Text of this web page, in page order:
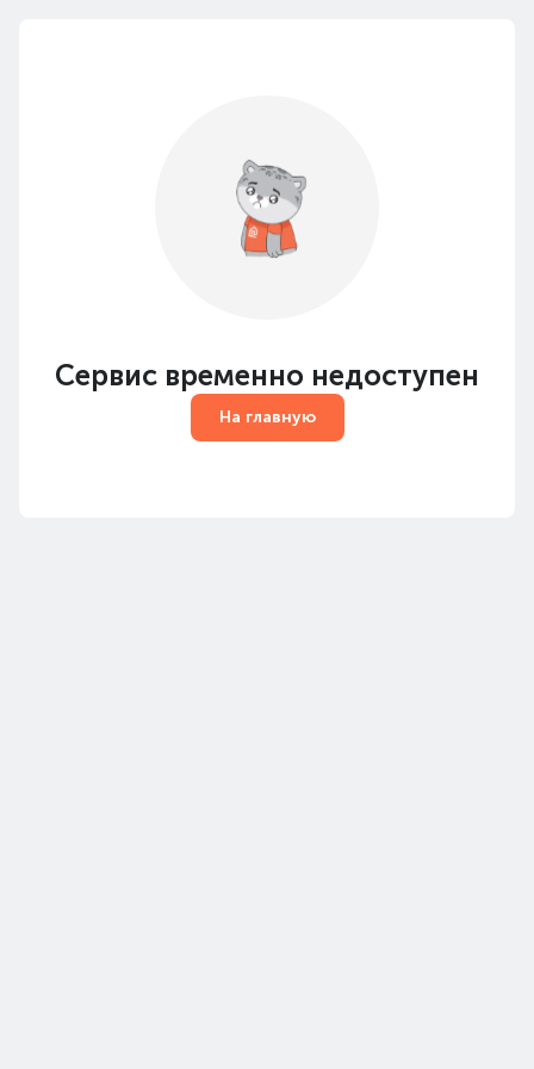
Сервис временно недоступен
На главную